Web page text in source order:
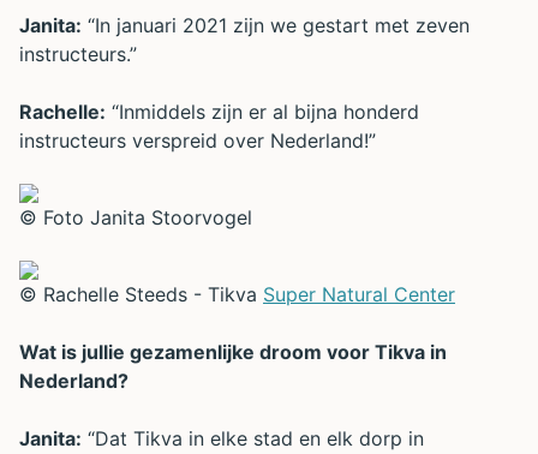
Janita: “In januari 2021 zijn we gestart met zeven
instructeurs.”
Rachelle: “Inmiddels zijn er al bijna honderd
instructeurs verspreid over Nederland!”
© Foto Janita Stoorvogel
© Rachelle Steeds - Tikva Super Natural Center
Wat is jullie gezamenlijke droom voor Tikva in
Nederland?
Janita: “Dat Tikva in elke stad en elk dorp in